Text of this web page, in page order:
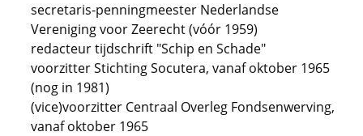
secretaris-penningmeester Nederlandse
Vereniging voor Zeerecht (vóór 1959)
redacteur tijdschrift "Schip en Schade"
voorzitter Stichting Socutera, vanaf oktober 1965
(nog in 1981)
(vice)voorzitter Centraal Overleg Fondsenwerving,
vanaf oktober 1965